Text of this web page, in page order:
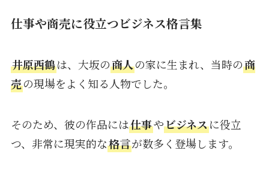
仕事や商売に役立つビジネス格言集
井原西鶴は、大坂の商人の家に生まれ、当時の商
売の現場をよく知る人物でした。
そのため、彼の作品には仕事やビジネスに役立
つ、非常に現実的な格言が数多く登場します。